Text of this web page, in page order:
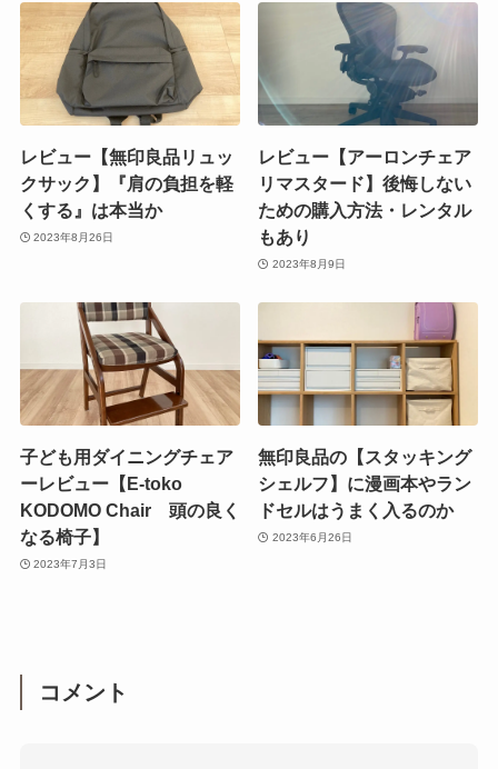
レビュー【無印良品リュッ
クサック】『肩の負担を軽
くする』は本当か
2023年8月26日
レビュー【アーロンチェア
リマスタード】後悔しない
ための購入方法・レンタル
もあり
2023年8月9日
子ども用ダイニングチェア
ーレビュー【E-toko
KODOMO Chair 頭の良く
なる椅子】
2023年7月3日
無印良品の【スタッキング
シェルフ】に漫画本やラン
ドセルはうまく入るのか
2023年6月26日
コメント